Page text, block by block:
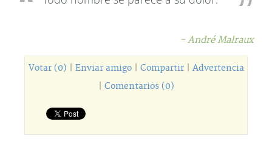
- André Malraux
Votar (0) Enviar amigo| Compartir| Advertencia
Comentarios (0)